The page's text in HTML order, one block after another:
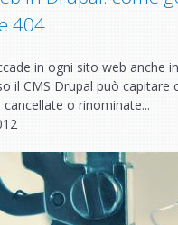
404
in ogni sito web anche
il CMS Drupal può capitare
cancellate o rinominate...